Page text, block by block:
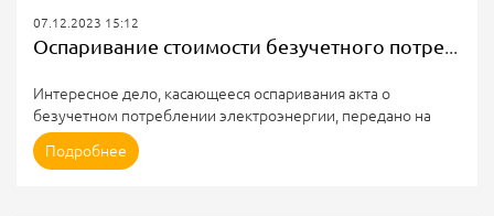
07.12.2023 15:12
Оспаривание стоимости безучетного потребления электроэнергии
Интересное дело, касающееся оспаривания акта о
безучетном потреблении электроэнергии, передано на
рассмотрение Коллегии по экономическим спорам ВС РФ.
Фабула дела
Подробнее